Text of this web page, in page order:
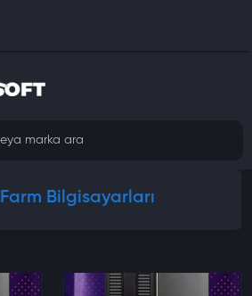
Farm Bilgisayarları